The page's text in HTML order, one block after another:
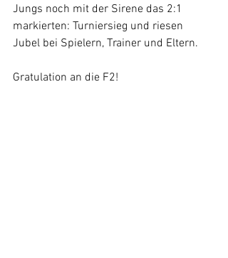
Jungs noch mit der Sirene das 2:1
markierten: Turniersieg und riesen
Jubel bei Spielern, Trainer und Eltern.
Gratulation an die F2!